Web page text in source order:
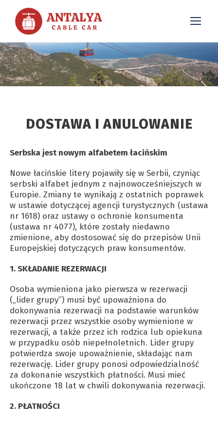
DOSTAWA I ANULOWANIE
Serbska jest nowym alfabetem łacińskim
Nowe łacińskie litery pojawiły się w Serbii, czyniąc
serbski alfabet jednym z najnowocześniejszych w
Europie. Zmiany te wynikają z ostatnich poprawek
w ustawie dotyczącej agencji turystycznych (ustawa
nr 1618) oraz ustawy o ochronie konsumenta
(ustawa nr 4077), które zostały niedawno
zmienione, aby dostosować się do przepisów Unii
Europejskiej dotyczących praw konsumentów.
1. SKŁADANIE REZERWACJI
Osoba wymieniona jako pierwsza w rezerwacji
(„lider grupy”) musi być upoważniona do
dokonywania rezerwacji na podstawie warunków
rezerwacji przez wszystkie osoby wymienione w
rezerwacji, a także przez ich rodzica lub opiekuna
w przypadku osób niepełnoletnich. Lider grupy
potwierdza swoje upoważnienie, składając nam
rezerwację. Lider grupy ponosi odpowiedzialność
za dokonanie wszystkich płatności. Musi mieć
ukończone 18 lat w chwili dokonywania rezerwacji.
2. PŁATNOŚCI